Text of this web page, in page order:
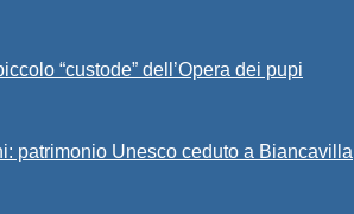
“custode” dell’Opera dei pupi
patrimonio Unesco ceduto a Biancavilla